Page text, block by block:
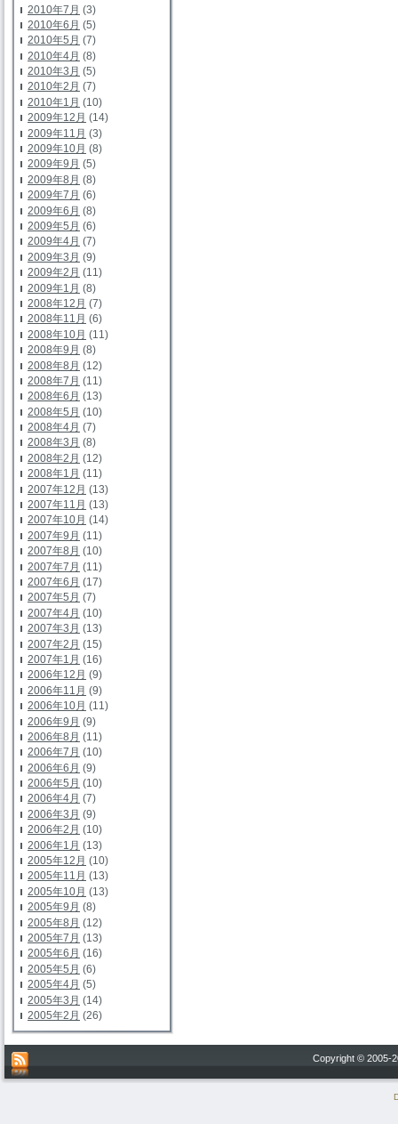
2010年7月 (3)
2010年6月 (5)
2010年5月 (7)
2010年4月 (8)
2010年3月 (5)
2010年2月 (7)
2010年1月 (10)
2009年12月 (14)
2009年11月 (3)
2009年10月 (8)
2009年9月 (5)
2009年8月 (8)
2009年7月 (6)
2009年6月 (8)
2009年5月 (6)
2009年4月 (7)
2009年3月 (9)
2009年2月 (11)
2009年1月 (8)
2008年12月 (7)
2008年11月 (6)
2008年10月 (11)
2008年9月 (8)
2008年8月 (12)
2008年7月 (11)
2008年6月 (13)
2008年5月 (10)
2008年4月 (7)
2008年3月 (8)
2008年2月 (12)
2008年1月 (11)
2007年12月 (13)
2007年11月 (13)
2007年10月 (14)
2007年9月 (11)
2007年8月 (10)
2007年7月 (11)
2007年6月 (17)
2007年5月 (7)
2007年4月 (10)
2007年3月 (13)
2007年2月 (15)
2007年1月 (16)
2006年12月 (9)
2006年11月 (9)
2006年10月 (11)
2006年9月 (9)
2006年8月 (11)
2006年7月 (10)
2006年6月 (9)
2006年5月 (10)
2006年4月 (7)
2006年3月 (9)
2006年2月 (10)
2006年1月 (13)
2005年12月 (10)
2005年11月 (13)
2005年10月 (13)
2005年9月 (8)
2005年8月 (12)
2005年7月 (13)
2005年6月 (16)
2005年5月 (6)
2005年4月 (5)
2005年3月 (14)
2005年2月 (26)
Copyright © 2005-